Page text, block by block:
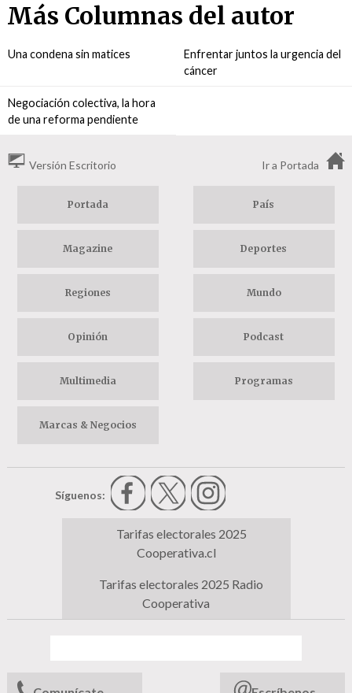
Más Columnas del autor
Una condena sin matices
Enfrentar juntos la urgencia del
cáncer
Negociación colectiva, la hora
de una reforma pendiente
Versión Escritorio Ir a Portada
Portada País
Magazine Deportes
Regiones Mundo
Opinión Podcast
Multimedia Programas
Marcas & Negocios
Síguenos:
Tarifas electorales 2025
Cooperativa.cl
Tarifas electorales 2025 Radio
Cooperativa